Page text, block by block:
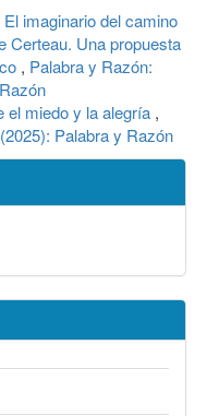
El imaginario del camino
Certeau. Una propuesta
, Palabra y Razón:
el miedo y la alegría ,
Palabra y Razón